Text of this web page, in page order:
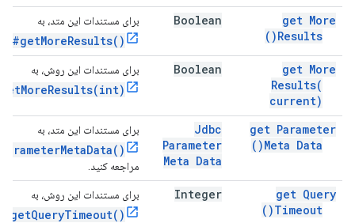
get More
Results(
)
Boolean برای مستندات این متد، به
get More
Results(
current)
Boolean برای مستندات این روش، به
get Parameter
Meta Data(
)
Jdbc
Parameter
Meta Data
برای مستندات این متد، به
مراجعه کنید.
get Query
Timeout(
)
Integer برای مستندات این روش، به